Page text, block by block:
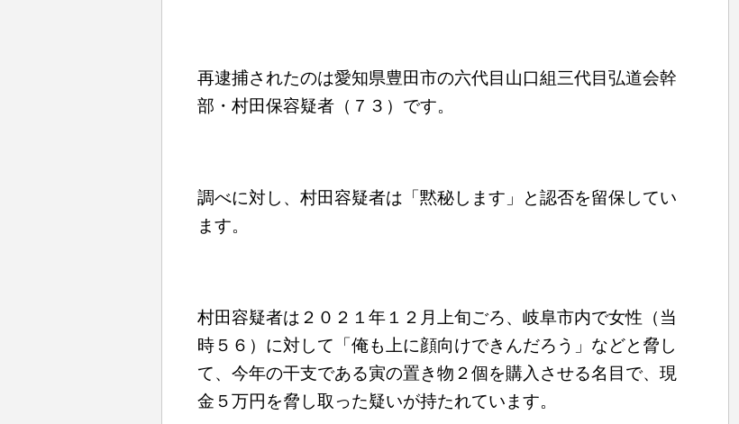
再逮捕されたのは愛知県豊田市の六代目山口組三代目弘道会幹
部・村田保容疑者（７３）です。
調べに対し、村田容疑者は「黙秘します」と認否を留保してい
ます。
村田容疑者は２０２１年１２月上旬ごろ、岐阜市内で女性（当
時５６）に対して「俺も上に顔向けできんだろう」などと脅し
て、今年の干支である寅の置き物２個を購入させる名目で、現
金５万円を脅し取った疑いが持たれています。